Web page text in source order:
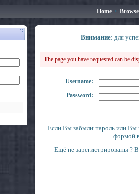
Home • Browse
Внимание: для
The page you have requested can be
Username:
Password:
Если Вы забыли пароль или Вы
формой
Ещё не зарегистрированы ?